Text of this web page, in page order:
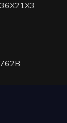
36X21X3
762B